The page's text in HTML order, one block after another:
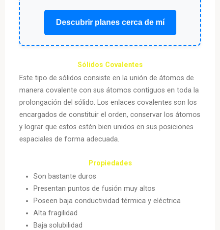
Descubrir planes cerca de mí
Sólidos Covalentes
Este tipo de sólidos consiste en la unión de átomos de
manera covalente con sus átomos contiguos en toda la
prolongación del sólido. Los enlaces covalentes son los
encargados de constituir el orden, conservar los átomos
y lograr que estos estén bien unidos en sus posiciones
espaciales de forma adecuada.
Propiedades
Son bastante duros
Presentan puntos de fusión muy altos
Poseen baja conductividad térmica y eléctrica
Alta fragilidad
Baja solubilidad